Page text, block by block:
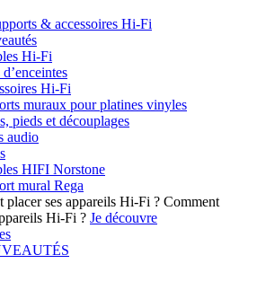
& accessoires Hi-Fi
Hi-Fi
Hi-Fi
muraux pour platines vinyles
pieds et découplages
audio
HIFI Norstone
mural Rega
Comment
Hi-Fi ? Je découvre